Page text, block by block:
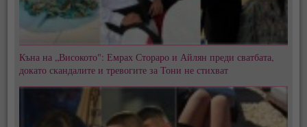
Къна на „Високото": Емрах Стораро и Айлян преди сватбата,
докато скандалите и тревогите за Тони не стихват